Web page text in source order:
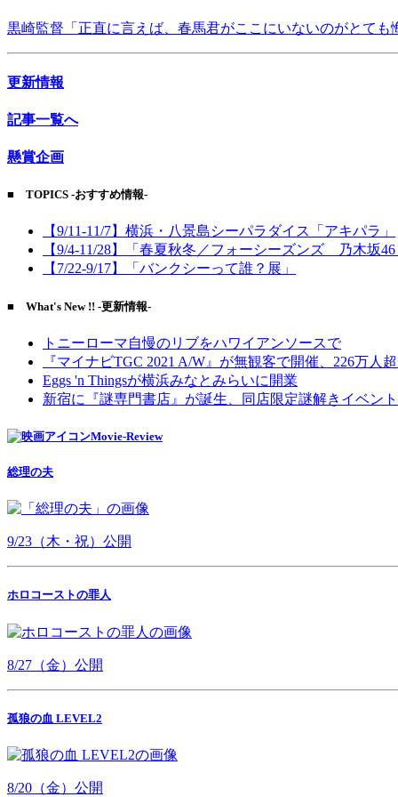
黒崎監督「正直に言えば、春馬君がここにいないのがとても
更新情報
記事一覧へ
懸賞企画
■ TOPICS -おすすめ情報-
【9/11-11/7】横浜・八景島シーパラダイス「アキパラ」
【9/4-11/28】「春夏秋冬／フォーシーズンズ 乃木坂46
【7/22-9/17】「バンクシーって誰？展」
■ What's New !! -更新情報-
トニーローマ自慢のリブをハワイアンソースで
『マイナビTGC 2021 A/W』が無観客で開催、226万人
Eggs 'n Thingsが横浜みなとみらいに開業
新宿に『謎専門書店』が誕生、同店限定謎解きイベン
Movie-Review
総理の夫
9/23（木・祝）公開
ホロコーストの罪人
8/27（金）公開
孤狼の血 LEVEL2
8/20（金）公開